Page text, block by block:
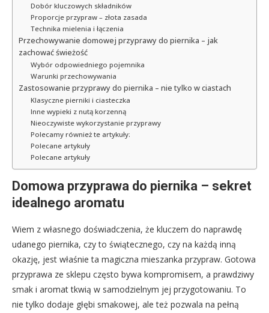
Dobór kluczowych składników
Proporcje przypraw – złota zasada
Technika mielenia i łączenia
Przechowywanie domowej przyprawy do piernika – jak
zachować świeżość
Wybór odpowiedniego pojemnika
Warunki przechowywania
Zastosowanie przyprawy do piernika – nie tylko w ciastach
Klasyczne pierniki i ciasteczka
Inne wypieki z nutą korzenną
Nieoczywiste wykorzystanie przyprawy
Polecamy również te artykuły:
Polecane artykuły
Polecane artykuły
Domowa przyprawa do piernika – sekret
idealnego aromatu
Wiem z własnego doświadczenia, że kluczem do naprawdę
udanego piernika, czy to świątecznego, czy na każdą inną
okazję, jest właśnie ta magiczna mieszanka przypraw. Gotowa
przyprawa ze sklepu często bywa kompromisem, a prawdziwy
smak i aromat tkwią w samodzielnym jej przygotowaniu. To
nie tylko dodaje głębi smakowej, ale też pozwala na pełną